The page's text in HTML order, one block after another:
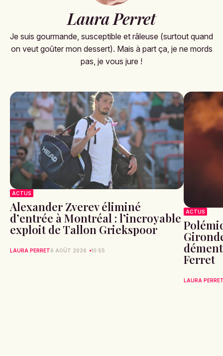
Laura Perret
Je suis gourmande, susceptible et râleuse (surtout quand
on veut goûter mon dessert). Mais à part ça, je ne mords
pas, je vous jure !
ACTUS
Alexander Zverev éliminé
d’entrée à Montréal : l’incroyable
exploit de Tallon Griekspoor
LAURA PERRET6 AOÛT 2026 10:55
ACTUS
Ferret
LAURA